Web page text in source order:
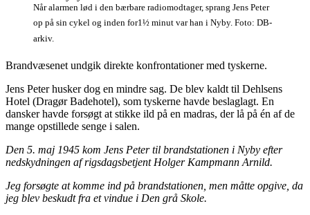
Når alarmen lød i den bærbare radiomodtager, sprang Jens Peter
op på sin cykel og inden for1½ minut var han i Nyby. Foto: DB-
arkiv.
Brandvæsenet undgik direkte konfrontationer med tyskerne.
Jens Peter husker dog en mindre sag. De blev kaldt til Dehlsens
Hotel (Dragør Badehotel), som tyskerne havde beslaglagt. En
dansker havde forsøgt at stikke ild på en madras, der lå på én af de
mange opstillede senge i salen.
Den 5. maj 1945 kom Jens Peter til brandstationen i Nyby efter
nedskydningen af rigsdagsbetjent Holger Kampmann Arnild.
Jeg forsøgte at komme ind på brandstationen, men måtte opgive, da
jeg blev beskudt fra et vindue i Den grå Skole.